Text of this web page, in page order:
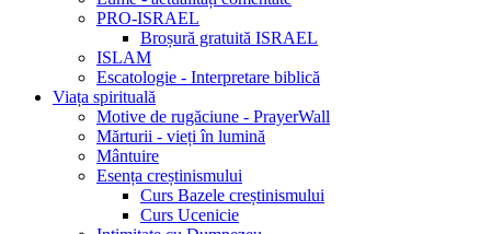
PRO-ISRAEL
Broșură gratuită ISRAEL
ISLAM
Escatologie - Interpretare biblică
Viața spirituală
Motive de rugăciune - PrayerWall
Mărturii - vieți în lumină
Mântuire
Esența creștinismului
Curs Bazele creștinismului
Curs Ucenicie